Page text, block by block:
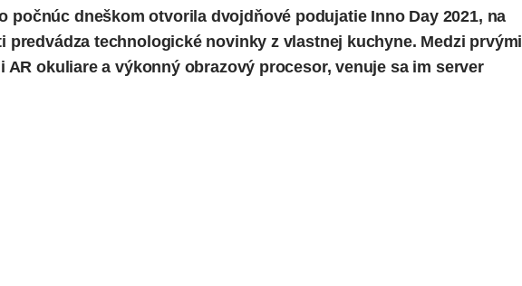
počnúc dneškom otvorila dvojdňové podujatie Inno Day 2021, na
predvádza technologické novinky z vlastnej kuchyne. Medzi prvými
AR okuliare a výkonný obrazový procesor, venuje sa im server